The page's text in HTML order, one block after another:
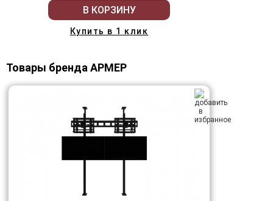
В КОРЗИНУ
Купить в 1 клик
Товары бренда АРМЕР